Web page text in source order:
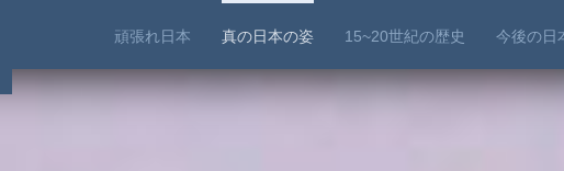
頑張れ日本 真の日本の姿 15~20世紀の歴史 今後の日